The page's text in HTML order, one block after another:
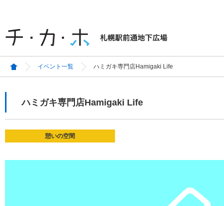
イベント一覧 ハミガキ専門店Hamigaki Life
ハミガキ専門店Hamigaki Life
憩いの空間